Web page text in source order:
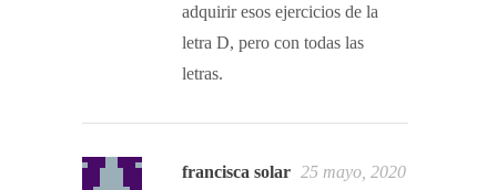
adquirir esos ejercicios de la
letra D, pero con todas las
letras.
francisca solar 25 mayo, 2020